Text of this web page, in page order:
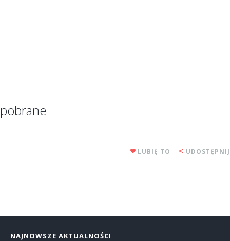
pobrane
LUBIĘ TO UDOSTĘPNIJ
NAJNOWSZE AKTUALNOŚCI